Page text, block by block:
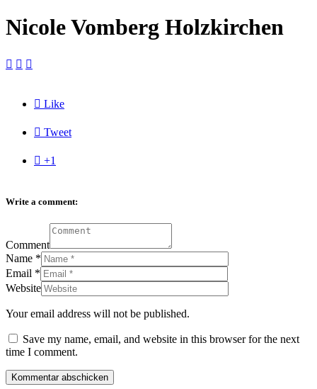
Nicole Vomberg Holzkirchen
  
 Like
 Tweet
 +1
Write a comment:
Comment
Name *
Email *
Website
Your email address will not be published.
Save my name, email, and website in this browser for the next
time I comment.